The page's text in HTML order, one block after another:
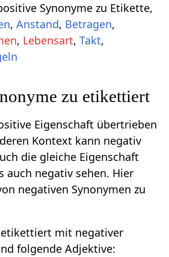
Synonyme zu Etikette,
, Anstand, Betragen,
, Lebensart, Takt,
zu etikettiert
Eigenschaft übertrieben
Kontext kann negativ
die gleiche Eigenschaft
auch negativ sehen. Hier
negativen Synonymen zu
etikettiert mit negativer
folgende Adjektive: